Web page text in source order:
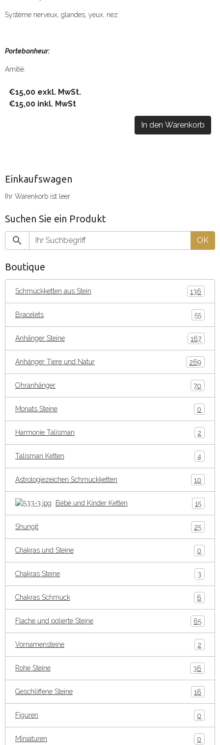
Système nerveux, glandes, yeux, nez.
Portebonheur:
Amitié.
€15,00 exkl. MwSt.
€15,00 inkl. MwSt
In den Warenkorb
Einkaufswagen
Ihr Warenkorb ist leer
Suchen Sie ein Produkt
OK
Boutique
Schmuckketten aus Stein 136
Bracelets 55
Anhänger Steine 167
Anhänger Tiere und Natur 269
Ohranhänger 70
Monats Steine 0
Harmonie Talisman 2
Talisman Ketten 4
Astrologiezeichen Schmuckketten 10
Bébé und Kinder Ketten 15
Shungit 25
Chakras und Steine 0
Chakras Steine 3
Chakras Schmuck 6
Flache und polierte Steine 65
Vornamensteine 2
Rohe Steine 36
Geschliffene Steine 16
Figuren 0
Miniaturen 0